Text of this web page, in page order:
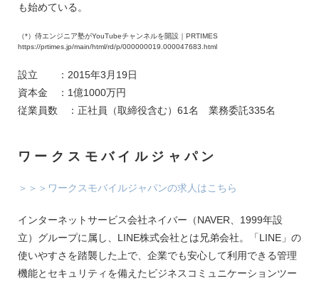
も始めている。
（*）侍エンジニア塾がYouTubeチャンネルを開設｜PRTIMES
https://prtimes.jp/main/html/rd/p/000000019.000047683.html
設立 ：2015年3月19日
資本金 ：1億1000万円
従業員数 ：正社員（取締役含む）61名 業務委託335名
ワークスモバイルジャパン
＞＞＞ワークスモバイルジャパンの求人はこちら
インターネットサービス会社ネイバー（NAVER、1999年設
立）グループに属し、LINE株式会社とは兄弟会社。「LINE」の
使いやすさを踏襲した上で、企業でも安心して利用できる管理
機能とセキュリティを備えたビジネスコミュニケーションツー